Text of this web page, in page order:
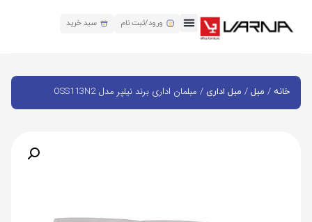
ورود/ثبت نام سبد خرید
خانه / مبل / مبل اداری / مبلمان اداری برند نیلپر مدل OSS113N2